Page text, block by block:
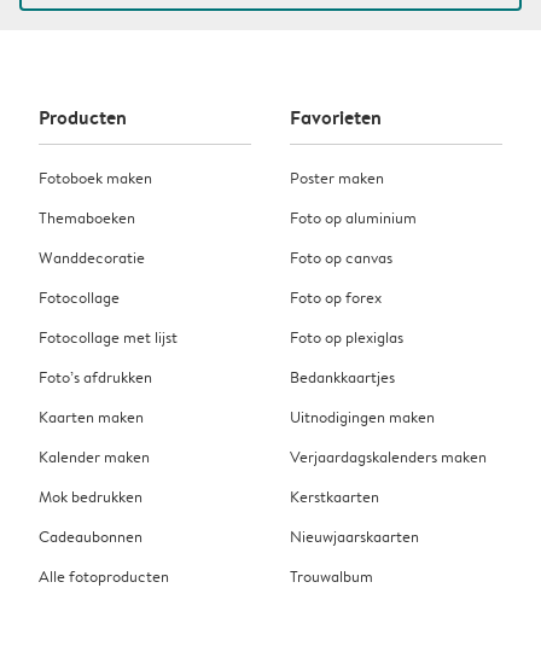
Producten
Fotoboek maken
Themaboeken
Wanddecoratie
Fotocollage
Fotocollage met lijst
Foto’s afdrukken
Kaarten maken
Kalender maken
Mok bedrukken
Cadeaubonnen
Alle fotoproducten
Favorieten
Poster maken
Foto op aluminium
Foto op canvas
Foto op forex
Foto op plexiglas
Bedankkaartjes
Uitnodigingen maken
Verjaardagskalenders maken
Kerstkaarten
Nieuwjaarskaarten
Trouwalbum